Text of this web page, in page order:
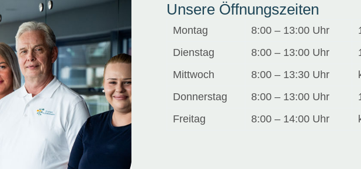
Unsere Öffnungszeiten
Montag 8:00 – 13:00 Uhr
Dienstag
8:00 – 13:00 Uhr
Mittwoch
8:00 – 13:30 Uhr
Donnerstag
8:00 – 13:00 Uhr
Freitag
8:00 – 14:00 Uhr